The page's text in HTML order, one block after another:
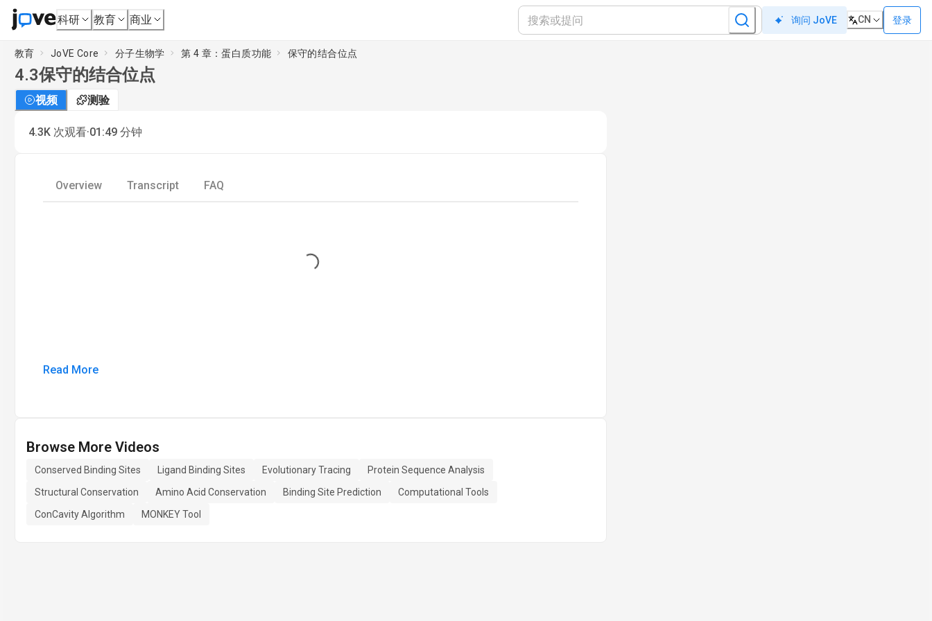
科研 教育 商业 询问 JoVE CN 登录
教育 JoVE Core 分子生物学 第 4 章：蛋白质功能 保守的结合位点
4.3保守的结合位点
视频 测验
4.3K 次观看·01:49 分钟
Overview Transcript FAQ
Loading...
Read More
Browse More Videos
Conserved Binding Sites Ligand Binding Sites Evolutionary Tracing
Protein Sequence Analysis
Structural Conservation
Amino Acid Conservation Binding Site Prediction
Computational Tools
ConCavity Algorithm
MONKEY Tool